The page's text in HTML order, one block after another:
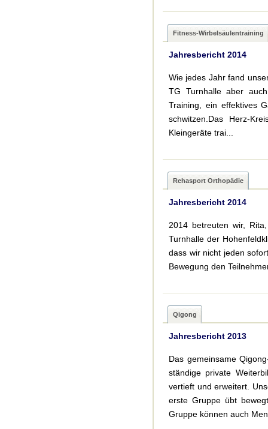
Fitness-Wirbelsäulentraining
Jahresbericht 2014
Wie jedes Jahr fand
TG Turnhalle aber
Training, ein effektives
schwitzen.Das Herz-
Kleingeräte trai...
Rehasport Orthopädie
Jahresbericht 2014
2014 betreuten wir,
Turnhalle der
dass wir nicht jeden
Bewegung den
Qigong
Jahresbericht 2013
Das gemeinsame
ständige private
vertieft und erweitert.
erste Gruppe übt
Gruppe können auch